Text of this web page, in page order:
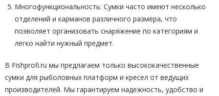
Многофункциональность: Сумки часто имеют несколько
отделений и карманов различного размера, что
позволяет организовать снаряжение по категориям и
легко найти нужный предмет.
В Fishprofi.ru мы предлагаем только высококачественные
сумки для рыболовных платформ и кресел от ведущих
производителей. Мы гарантируем надежность, удобство и